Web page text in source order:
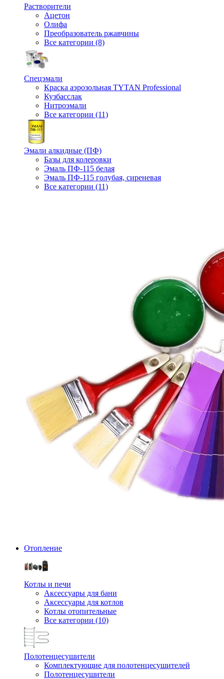
Растворители
Ацетон
Олифа
Преобразователь ржавчины
Все категории (8)
Спецэмали
Краска аэрозольная TYTAN Professional
Кузбасслак
Нитроэмали
Все категории (11)
Эмали алкидные (ПФ)
Базы для колеровки
Эмаль ПФ-115 белая
Эмаль ПФ-115 голубая, сиреневая
Все категории (11)
Отопление
Котлы и печи
Аксессуары для бани
Аксессуары для котлов
Котлы отопительные
Все категории (10)
Полотенцесушители
Комплектующие для полотенцесушителей
Полотенцесушители